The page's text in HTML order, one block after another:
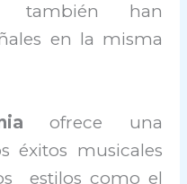
también han
en la misma
ofrece una
éxitos musicales
estilos como el